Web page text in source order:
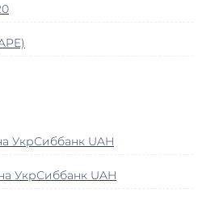
УкрСиббанк UAH
УкрСиббанк UAH